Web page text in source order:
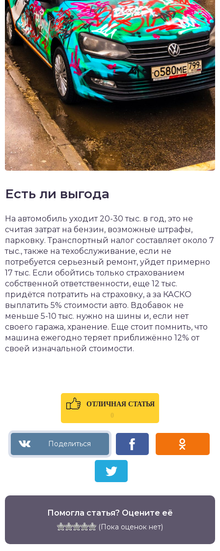
Есть ли выгода
На автомобиль уходит 20-30 тыс. в год, это не
считая затрат на бензин, возможные штрафы,
парковку. Транспортный налог составляет около 7
тыс., также на техобслуживание, если не
потребуется серьезный ремонт, уйдет примерно
17 тыс. Если обойтись только страхованием
собственной ответственности, еще 12 тыс.
придётся потратить на страховку, а за КАСКО
выплатить 5% стоимости авто. Вдобавок не
меньше 5-10 тыс. нужно на шины и, если нет
своего гаража, хранение. Еще стоит помнить, что
машина ежегодно теряет приближённо 12% от
своей изначальной стоимости.
ОТЛИЧНАЯ СТАТЬЯ
0
Помогла статья? Оцените её
(Пока оценок нет)